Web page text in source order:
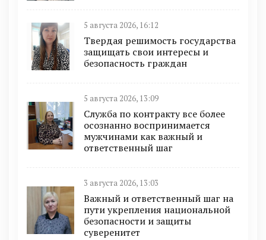
5 августа 2026, 16:12
Твердая решимость государства
защищать свои интересы и
безопасность граждан
5 августа 2026, 13:09
Служба по контракту все более
осознанно воспринимается
мужчинами как важный и
ответственный шаг
3 августа 2026, 13:03
Важный и ответственный шаг на
пути укрепления национальной
безопасности и защиты
суверенитет